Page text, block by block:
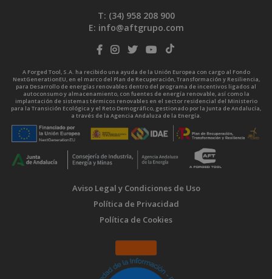
T: (34) 958 208 900
E: info@aftgrupo.com
A Forged Tool, S.A. ha recibido una ayuda de la Unión Europea con cargo al Fondo
NextGenerationEU, en el marco del Plan de Recuperación, Transformación y Resiliencia,
para Desarrollo de energías renovables dentro del programa de incentivos ligados al
autoconsumo y almacenamiento, con fuentes de energía renovable, así como la
implantación de sistemas térmicos renovables en el sector residencial del Ministerio
para la Transición Ecológica y el Reto Demográfico, gestionado por la Junta de Andalucía,
a través de la Agencia Andaluza de la Energía.
Aviso Legal y Condiciones de Uso
Política de Privacidad
Política de Cookies